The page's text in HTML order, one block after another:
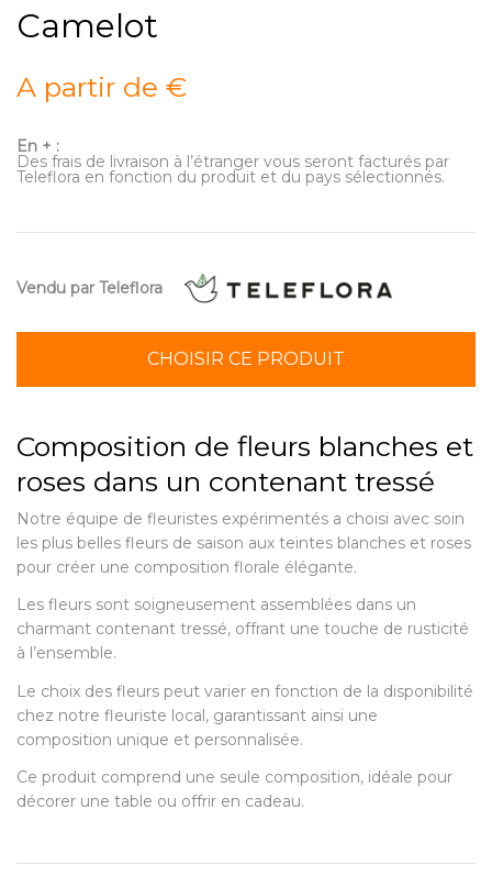
Camelot
A partir de €
En + :
Des frais de livraison à l’étranger vous seront facturés par
Teleflora en fonction du produit et du pays sélectionnés.
Vendu par Teleflora
CHOISIR CE PRODUIT
Composition de fleurs blanches et
roses dans un contenant tressé
Notre équipe de fleuristes expérimentés a choisi avec soin
les plus belles fleurs de saison aux teintes blanches et roses
pour créer une composition florale élégante.
Les fleurs sont soigneusement assemblées dans un
charmant contenant tressé, offrant une touche de rusticité
à l’ensemble.
Le choix des fleurs peut varier en fonction de la disponibilité
chez notre fleuriste local, garantissant ainsi une
composition unique et personnalisée.
Ce produit comprend une seule composition, idéale pour
décorer une table ou offrir en cadeau.